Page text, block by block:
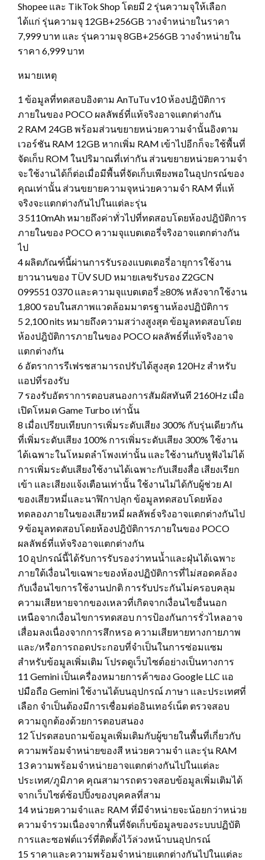
Shopee และ TikTok Shop โดยมี 2 รุ่นความจุให้เลือก
ได้แก่ รุ่นความจุ 12GB+256GB วางจำหน่ายในราคา
7,999 บาท และ รุ่นความจุ 8GB+256GB วางจำหน่ายใน
ราคา 6,999 บาท
หมายเหตุ
1 ข้อมูลที่ทดสอบอิงตาม AnTuTu v10 ห้องปฎิบัติการ
ภายในของ POCO ผลลัพธ์ที่แท้จริงอาจแตกต่างกัน
2 RAM 24GB พร้อมส่วนขยายหน่วยความจำนั้นอิงตาม
เวอร์ชัน RAM 12GB หากเพิ่ม RAM เข้าไปอีกก็จะใช้พื้นที่
จัดเก็บ ROM ในปริมาณที่เท่ากัน ส่วนขยายหน่วยความจำ
จะใช้งานได้ก็ต่อเมื่อมีพื้นที่จัดเก็บเพียงพอในอุปกรณ์ของ
คุณเท่านั้น ส่วนขยายความจุหน่วยความจำ RAM ที่แท้
จริงจะแตกต่างกันไปในแต่ละรุ่น
3 5110mAh หมายถึงค่าทั่วไปที่ทดสอบโดยห้องปฎิบัติการ
ภายในของ POCO ความจุแบตเตอรี่จริงอาจแตกต่างกัน
ไป
4 ผลิตภัณฑ์นี้ผ่านการรับรองแบตเตอรี่อายุการใช้งาน
ยาวนานของ TÜV SUD หมายเลขรับรอง Z2GCN
099551 0370 และความจุแบตเตอรี่ ≥80% หลังจากใช้งาน
1,800 รอบในสภาพแวดล้อมมาตรฐานห้องปฏิบัติการ
5 2,100 nits หมายถึงความสว่างสูงสุด ข้อมูลทดสอบโดย
ห้องปฎิบัติการภายในของ POCO ผลลัพธ์ที่แท้จริงอาจ
แตกต่างกัน
6 อัตราการรีเฟรชสามารถปรับได้สูงสุด 120Hz สำหรับ
แอปที่รองรับ
7 รองรับอัตราการตอบสนองการสัมผัสทันที 2160Hz เมื่อ
เปิดโหมด Game Turbo เท่านั้น
8 เมื่อเปรียบเทียบการเพิ่มระดับเสียง 300% กับรุ่นเดียวกัน
ที่เพิ่มระดับเสียง 100% การเพิ่มระดับเสียง 300% ใช้งาน
ได้เฉพาะในโหมดลำโพงเท่านั้น และใช้งานกับหูฟังไม่ได้
การเพิ่มระดับเสียงใช้งานได้เฉพาะกับเสียงสื่อ เสียงเรียก
เข้า และเสียงแจ้งเตือนเท่านั้น ใช้งานไม่ได้กับผู้ช่วย AI
ของเสียวหมี่และนาฬิกาปลุก ข้อมูลทดสอบโดยห้อง
ทดลองภายในของเสียวหมี่ ผลลัพธ์จริงอาจแตกต่างกันไป
9 ข้อมูลทดสอบโดยห้องปฎิบัติการภายในของ POCO
ผลลัพธ์ที่แท้จริงอาจแตกต่างกัน
10 อุปกรณ์นี้ได้รับการรับรองว่าทนน้ำและฝุ่นได้เฉพาะ
ภายใต้เงื่อนไขเฉพาะของห้องปฏิบัติการที่ไม่สอดคล้อง
กับเงื่อนไขการใช้งานปกติ การรับประกันไม่ครอบคลุม
ความเสียหายจากของเหลวที่เกิดจากเงื่อนไขอื่นนอก
เหนือจากเงื่อนไขการทดสอบ การป้องกันการรั่วไหลอาจ
เสื่อมลงเนื่องจากการสึกหรอ ความเสียหายทางกายภาพ
และ/หรือการถอดประกอบที่จำเป็นในการซ่อมแซม
สำหรับข้อมูลเพิ่มเติม โปรดดูเว็บไซต์อย่างเป็นทางการ
11 Gemini เป็นเครื่องหมายการค้าของ Google LLC แอ
ปมือถือ Gemini ใช้งานได้บนอุปกรณ์ ภาษา และประเทศที่
เลือก จำเป็นต้องมีการเชื่อมต่ออินเทอร์เน็ต ตรวจสอบ
ความถูกต้องด้วยการตอบสนอง
12 โปรดสอบถามข้อมูลเพิ่มเติมกับผู้ขายในพื้นที่เกี่ยวกับ
ความพร้อมจำหน่ายของสี หน่วยความจำ และรุ่น RAM
13 ความพร้อมจำหน่ายอาจแตกต่างกันไปในแต่ละ
ประเทศ/ภูมิภาค คุณสามารถตรวจสอบข้อมูลเพิ่มเติมได้
จากเว็บไซต์ช้อปปิ้งของบุคคลที่สาม
14 หน่วยความจำและ RAM ที่มีจำหน่ายจะน้อยกว่าหน่วย
ความจำรวมเนื่องจากพื้นที่จัดเก็บข้อมูลของระบบปฏิบัติ
การและซอฟต์แวร์ที่ติดตั้งไว้ล่วงหน้าบนอุปกรณ์
15 ราคาและความพร้อมจำหน่ายแตกต่างกันไปในแต่ละ